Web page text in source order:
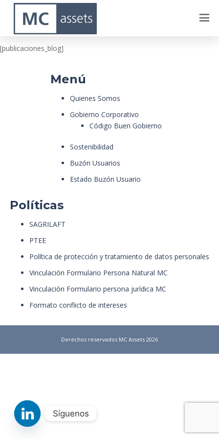
BOGOTÁ
[publicaciones_blog]
Menú
Quienes Somos
Gobierno Corporativo
Código Buen Gobierno
Sostenibilidad
Buzón Usuarios
Estado Buzón Usuario
Políticas
SAGRILAFT
PTEE
Política de protección y tratamiento de datos personales
Vinculación Formulario Persona Natural MC
Vinculación Formulario persona jurídica MC
Formato conflicto de intereses
Derechos reservados MC Assets 2026
Síguenos